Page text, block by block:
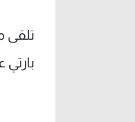
تلقى
بارتي